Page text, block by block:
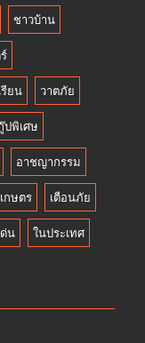
ชาวบ้าน
รียน วาตภัย
ปพิเศษ
อาชญากรรม
เกษตร เตือนภัย
น ในประเทศ